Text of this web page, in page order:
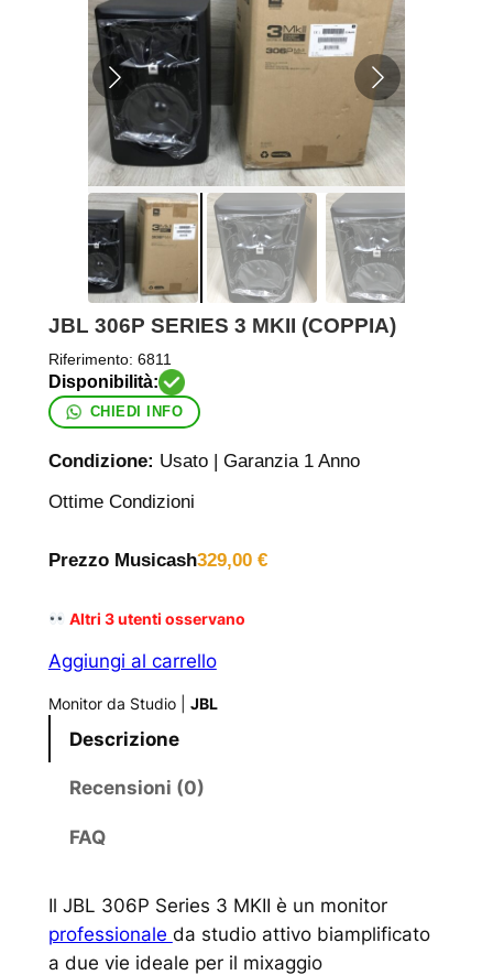
JBL 306P SERIES 3 MKII (COPPIA)
Riferimento: 6811
CHIEDI INFO
Condizione: Usato | Garanzia 1 Anno
Ottime Condizioni
Prezzo Musicash329,00 €
Altri3utenti osservano
Aggiungi al carrello
Monitor da Studio| JBL
Descrizione
Recensioni (0)
FAQ
Il JBL 306P Series 3 MKII è un monitor
professionale da studio attivo biamplificato
a due vie ideale per il mixaggio